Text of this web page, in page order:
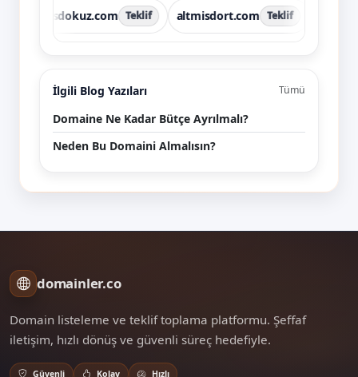
altmisdokuz.com Teklif altmisdort.com Teklif
İlgili Blog Yazıları Tümü
Domaine Ne Kadar Bütçe Ayrılmalı?
Neden Bu Domaini Almalısın?
domainler.co
Domain listeleme ve teklif toplama platformu. Şeffaf
iletişim, hızlı dönüş ve güvenli süreç hedefiyle.
Güvenli Kolay Hızlı